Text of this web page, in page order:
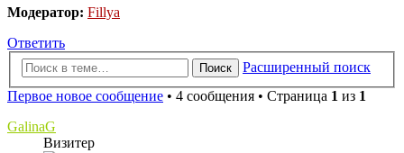
Модератор: Fillya
Ответить
Поиск
Расширенный поиск
Первое новое сообщение • 4 сообщения • Страница 1 из 1
GalinaG
Визитер